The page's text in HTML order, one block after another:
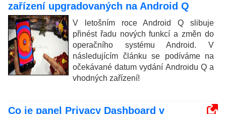
zařízení upgradovaných na Android Q
V letošním roce Android Q slibuje
přinést řadu nových funkcí a změn do
operačního systému Android. V
následujícím článku se podíváme na
očekávané datum vydání Androidu Q a
vhodných zařízení!
Co je panel Privacy Dashboard v